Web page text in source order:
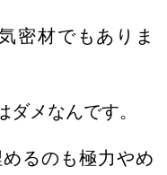
密材でもありま
メなんです。
るのも極力やめ